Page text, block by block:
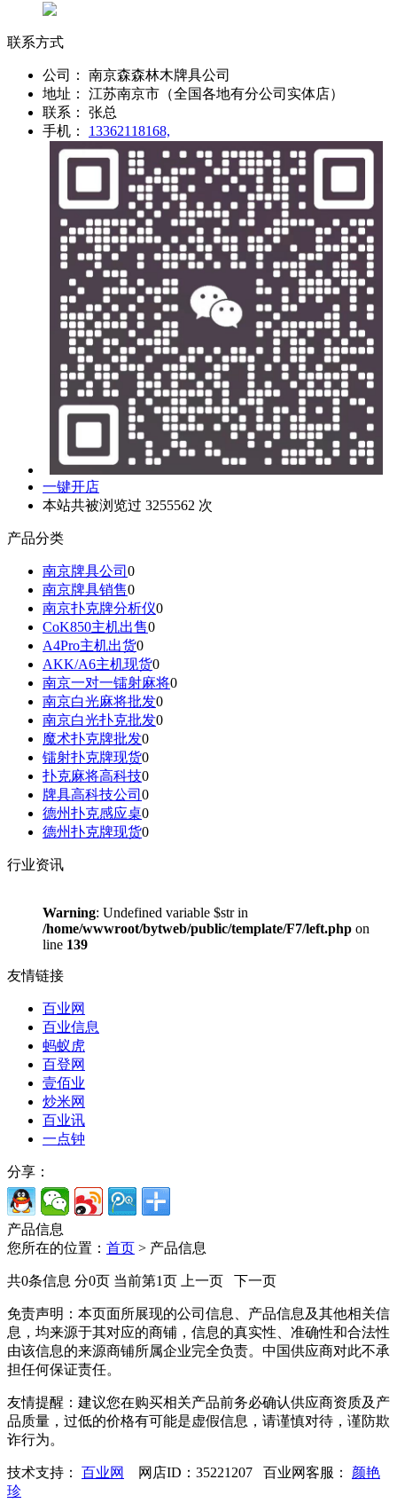
联系方式
公司：
南京森森林木牌具公司
地址：
江苏南京市（全国各地有分公司实体店）
联系：
张总
手机：
13362118168,
一键开店
本站共被浏览过 3255562 次
产品分类
南京牌具公司 0
南京牌具销售0
南京扑克牌分析仪0
CoK850主机出售0
A4Pro主机出货0
AKK/A6主机现货0
南京一对一镭射麻将0
南京白光麻将批发0
南京白光扑克批发0
魔术扑克牌批发0
镭射扑克牌现货0
扑克麻将高科技0
牌具高科技公司 0
德州扑克感应桌0
德州扑克牌现货0
行业资讯
Warning: Undefined variable $str in
/home/wwwroot/bytweb/public/template/F7/left.php on
line 139
友情链接
百业网
百业信息
蚂蚁虎
百登网
壹佰业
炒米网
百业讯
一点钟
分享：
产品信息
您所在的位置： 首页 > 产品信息
共0条信息 分0页 当前第1页 上一页 下一页
免责声明： 本页面所展现的公司信息、产品信息及其他相关信
息，均来源于其对应的商铺，信息的真实性、准确性和合法性
由该信息的来源商铺所属企业完全负责。中国供应商对此不承
担任何保证责任。
友情提醒： 建议您在购买相关产品前务必确认供应商资质及产
品质量，过低的价格有可能是虚假信息，请谨慎对待，谨防欺
诈行为。
技术支持： 百业网 网店ID：35221207 百业网客服： 颜艳
珍